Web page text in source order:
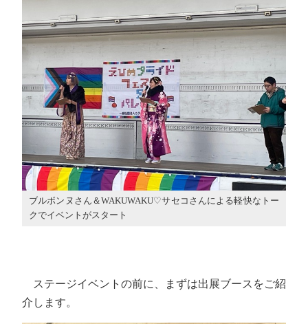
ブルボンヌさん＆WAKUWAKU♡サセコさんによる軽快なトー
クでイベントがスタート
ステージイベントの前に、まずは出展ブースをご紹
介します。